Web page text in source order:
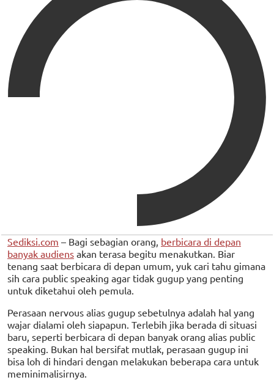
Sediksi.com – Bagi sebagian orang, berbicara di depan
banyak audiens akan terasa begitu menakutkan. Biar
tenang saat berbicara di depan umum, yuk cari tahu gimana
sih cara public speaking agar tidak gugup yang penting
untuk diketahui oleh pemula.
Perasaan nervous alias gugup sebetulnya adalah hal yang
wajar dialami oleh siapapun. Terlebih jika berada di situasi
baru, seperti berbicara di depan banyak orang alias public
speaking. Bukan hal bersifat mutlak, perasaan gugup ini
bisa loh di hindari dengan melakukan beberapa cara untuk
meminimalisirnya.